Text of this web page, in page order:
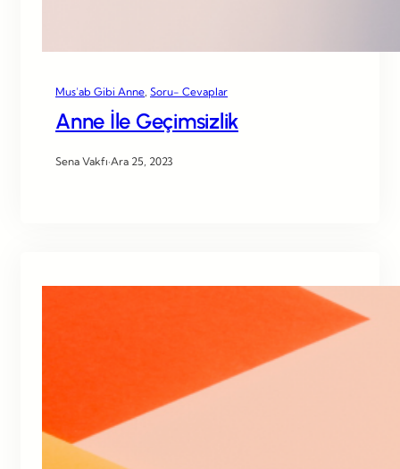
Mus’ab Gibi Anne Soru- Cevaplar
Anne İle Geçimsizlik
Sena Vakfı·Ara 25, 2023